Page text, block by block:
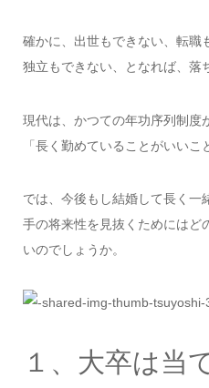
確かに、出世もできない、転職
独立もできない、となれば、落
現代は、かつての年功序列制度
「長く勤めていることがいいこ
では、今後もし結婚して長く一
手の将来性を見抜くためにはど
いのでしょうか。
１、大卒は当